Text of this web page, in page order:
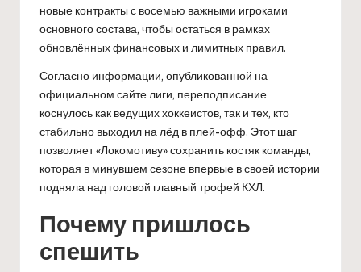
новые контракты с восемью важными игроками
основного состава, чтобы остаться в рамках
обновлённых финансовых и лимитных правил.
Согласно информации, опубликованной на
официальном сайте лиги, переподписание
коснулось как ведущих хоккеистов, так и тех, кто
стабильно выходил на лёд в плей-офф. Этот шаг
позволяет «Локомотиву» сохранить костяк команды,
которая в минувшем сезоне впервые в своей истории
подняла над головой главный трофей КХЛ.
Почему пришлось
спешить